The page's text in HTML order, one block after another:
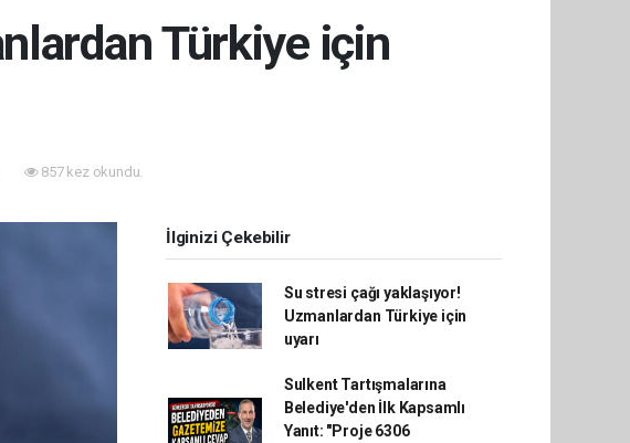
Türkiye için
857 kez okundu.
İlginizi Çekebilir
Su stresi çağı yaklaşıyor!
Uzmanlardan Türkiye için
uyarı
Sulkent Tartışmalarına
Belediye'den İlk Kapsamlı
Yanıt: "Proje 6306